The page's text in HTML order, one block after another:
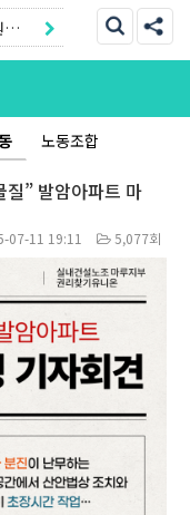
안
담
노동조합
질” 발암아파트 마
07-11 19:11 5,077회